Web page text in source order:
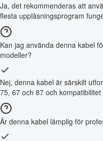
Ja, det rekommenderas att
flesta upplåsningsprogram
Kan jag använda denna kabel
modeller?
Nej, denna kabel är särskilt
75, 67 och 87 och
Är denna kabel lämplig för